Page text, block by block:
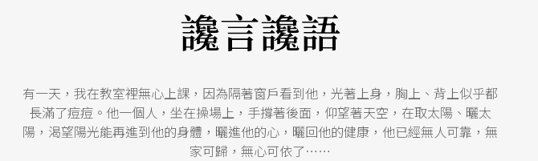
讒言讒語
有一天，我在教室裡無心上課，因為隔著窗戶看到他，光著上身，胸上、背上似乎都
長滿了痘痘。他一個人，坐在操場上，手撐著後面，仰望著天空，在取太陽、曬太
陽，渴望陽光能再進到他的身體，曬進他的心，曬回他的健康，他已經無人可靠，無
家可歸，無心可依了……